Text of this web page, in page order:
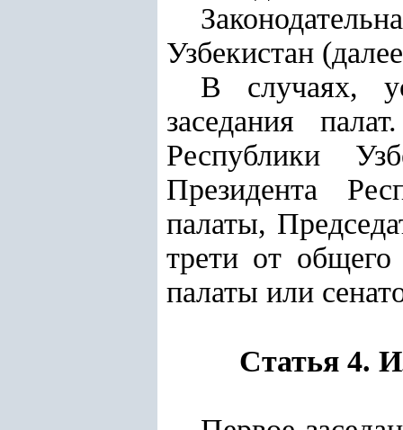
Узбекистан
В случаях,
заседания
Республики
Президента
палаты,
трети от общего
палаты или
Статья 4.